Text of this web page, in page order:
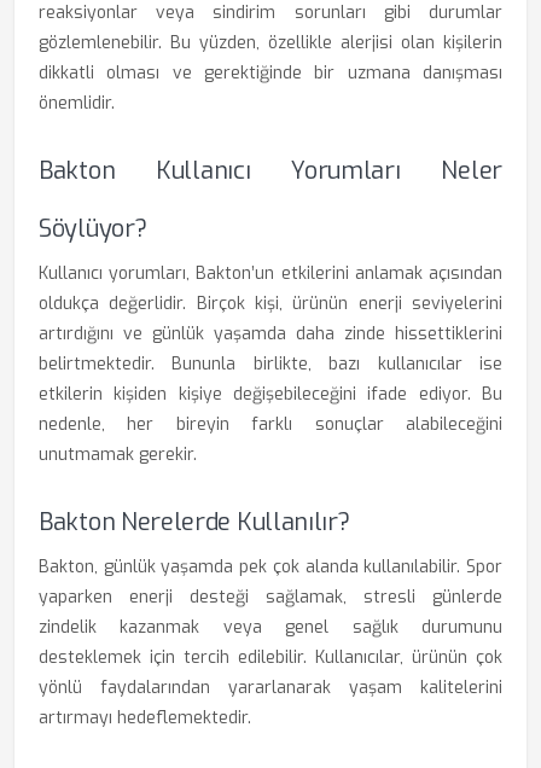
reaksiyonlar veya sindirim sorunları gibi durumlar
gözlemlenebilir. Bu yüzden, özellikle alerjisi olan kişilerin
dikkatli olması ve gerektiğinde bir uzmana danışması
önemlidir.
Bakton Kullanıcı Yorumları Neler
Söylüyor?
Kullanıcı yorumları, Bakton’un etkilerini anlamak açısından
oldukça değerlidir. Birçok kişi, ürünün enerji seviyelerini
artırdığını ve günlük yaşamda daha zinde hissettiklerini
belirtmektedir. Bununla birlikte, bazı kullanıcılar ise
etkilerin kişiden kişiye değişebileceğini ifade ediyor. Bu
nedenle, her bireyin farklı sonuçlar alabileceğini
unutmamak gerekir.
Bakton Nerelerde Kullanılır?
Bakton, günlük yaşamda pek çok alanda kullanılabilir. Spor
yaparken enerji desteği sağlamak, stresli günlerde
zindelik kazanmak veya genel sağlık durumunu
desteklemek için tercih edilebilir. Kullanıcılar, ürünün çok
yönlü faydalarından yararlanarak yaşam kalitelerini
artırmayı hedeflemektedir.